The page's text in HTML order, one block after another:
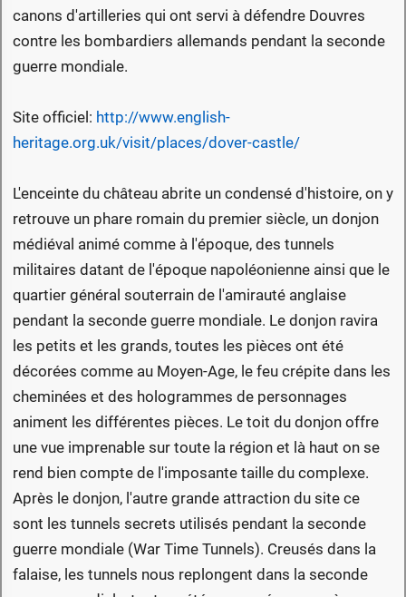
canons d'artilleries qui ont servi à défendre Douvres
contre les bombardiers allemands pendant la seconde
guerre mondiale.
Site officiel: http://www.english-
heritage.org.uk/visit/places/dover-castle/
L'enceinte du château abrite un condensé d'histoire, on y
retrouve un phare romain du premier siècle, un donjon
médiéval animé comme à l'époque, des tunnels
militaires datant de l'époque napoléonienne ainsi que le
quartier général souterrain de l'amirauté anglaise
pendant la seconde guerre mondiale. Le donjon ravira
les petits et les grands, toutes les pièces ont été
décorées comme au Moyen-Age, le feu crépite dans les
cheminées et des hologrammes de personnages
animent les différentes pièces. Le toit du donjon offre
une vue imprenable sur toute la région et là haut on se
rend bien compte de l'imposante taille du complexe.
Après le donjon, l'autre grande attraction du site ce
sont les tunnels secrets utilisés pendant la seconde
guerre mondiale (War Time Tunnels). Creusés dans la
falaise, les tunnels nous replongent dans la seconde